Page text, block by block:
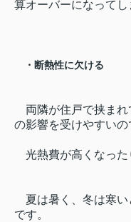
算オーバーになってし
・断熱性に欠ける
両隣が住戸で挟まれ
の影響を受けやすいの
光熱費が高くなった
夏は暑く、冬は寒い
です。